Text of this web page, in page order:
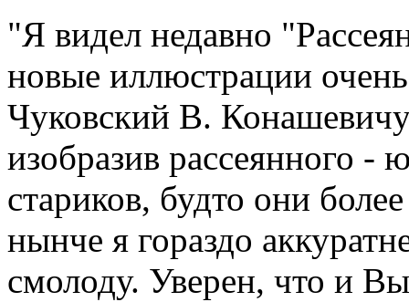
"Я видел недавно
новые иллюстрации
Чуковский В.
изобразив рассеянного -
стариков, будто они
нынче я гораздо
смолоду. Уверен, что и